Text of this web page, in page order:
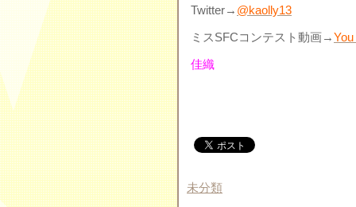
Twitter→ @kaolly13
ミスSFCコンテスト動画→
佳織
未分類